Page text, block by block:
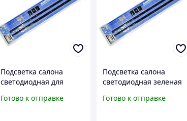
Подсветка салона
светодиодная для
сенсором красная 2шт
Готово к отправке
Подсветка салона
светодиодная зеленая
звуковым сенсором и
Готово к отправке